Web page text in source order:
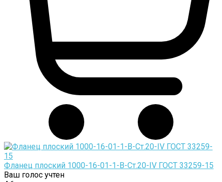
Фланец плоский 1000-16-01-1-B-Cт.20-IV ГОСТ 33259-15
Ваш голос учтен